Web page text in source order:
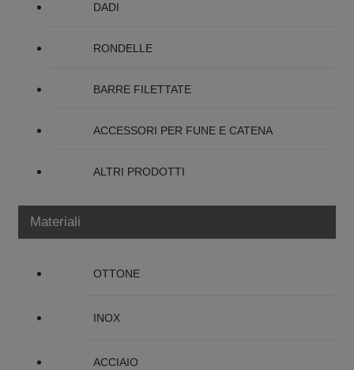
DADI
RONDELLE
BARRE FILETTATE
ACCESSORI PER FUNE E CATENA
ALTRI PRODOTTI
Materiali
OTTONE
INOX
ACCIAIO